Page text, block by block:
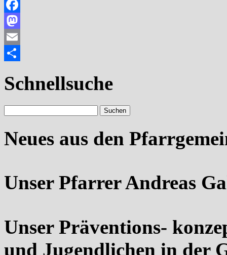
Facebook
Mastodon
Email
Schnellsuche
Neues aus den
Unser Pfarrer Andreas
Unser Präventions-
und Jugendlichen in der